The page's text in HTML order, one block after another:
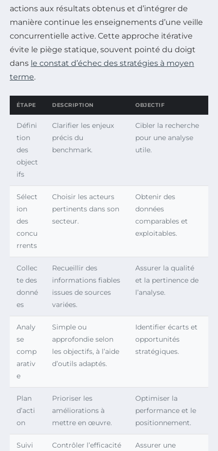
actions aux résultats obtenus et d’intégrer de
manière continue les enseignements d’une veille
concurrentielle active. Cette approche itérative
évite le piège statique, souvent pointé du doigt
dans le constat d’échec des stratégies à moyen
terme.
ÉTAPE DESCRIPTION OBJECTIF
Défini
tion
des
object
ifs
Clarifier les enjeux
précis du
benchmark.
Cibler la recherche
pour une analyse
utile.
Sélect
ion
des
concu
rrents
Choisir les acteurs
pertinents dans son
secteur.
Obtenir des
données
comparables et
exploitables.
Collec
te des
donné
es
Recueillir des
informations fiables
issues de sources
variées.
Assurer la qualité
et la pertinence de
l’analyse.
Analy
se
comp
arativ
e
Simple ou
approfondie selon
les objectifs, à l’aide
d’outils adaptés.
Identifier écarts et
opportunités
stratégiques.
Plan
d’acti
on
Prioriser les
améliorations à
mettre en œuvre.
Optimiser la
performance et le
positionnement.
Suivi Contrôler l’efficacité Assurer une